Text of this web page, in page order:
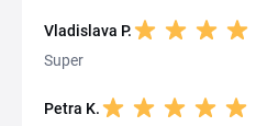
Vladislava P.
Super
Petra K.